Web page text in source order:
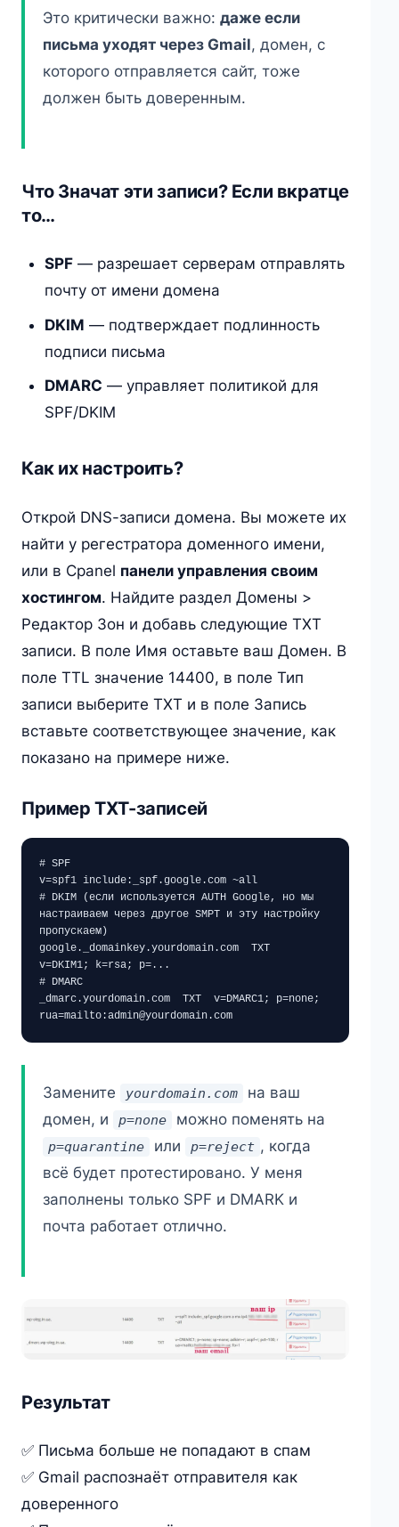
Это критически важно: даже если
письма уходят через Gmail, домен, с
которого отправляется сайт, тоже
должен быть доверенным.
Что Значат эти записи? Если вкратце
то…
SPF— разрешает серверам отправлять
почту от имени домена
DKIM — подтверждает подлинность
подписи письма
DMARC — управляет политикой для
SPF/DKIM
Как их настроить?
Открой DNS-записи домена. Вы можете их
найти у регестратора доменного имени,
или в Cpanel панели управления своим
хостингом. Найдите раздел Домены >
Редактор Зон и добавь следующие TXT
записи. В поле Имя оставьте ваш Домен. В
поле TTL значение 14400, в поле Тип
записи выберите TXT и в поле Запись
вставьте соответствующее значение, как
показано на примере ниже.
Пример TXT-записей
# SPF
v=spf1 include:_spf.google.com ~all
# DKIM (если используется AUTH Google, но мы
настраиваем через другое SMPT и эту настройку
пропускаем)
google._domainkey.yourdomain.com  TXT
v=DKIM1; k=rsa; p=...
# DMARC
_dmarc.yourdomain.com  TXT  v=DMARC1; p=none;
rua=mailto:admin@yourdomain.com
Замените yourdomain.com
на ваш
домен, и
p=none можно поменять на
p=quarantine или p=reject , когда
всё будет протестировано. У меня
заполнены только SPF и DMARK и
почта работает отлично.
Результат
✅ Письма больше не попадают в спам
✅ Gmail распознаёт отправителя как
доверенного